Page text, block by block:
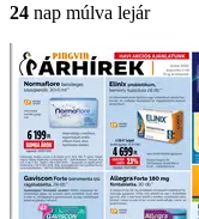
24 nap múlva lejár